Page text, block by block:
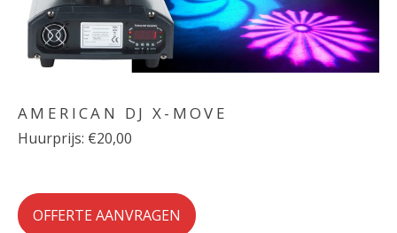
AMERICAN DJ X-MOVE
Huurprijs: €20,00
OFFERTE AANVRAGEN